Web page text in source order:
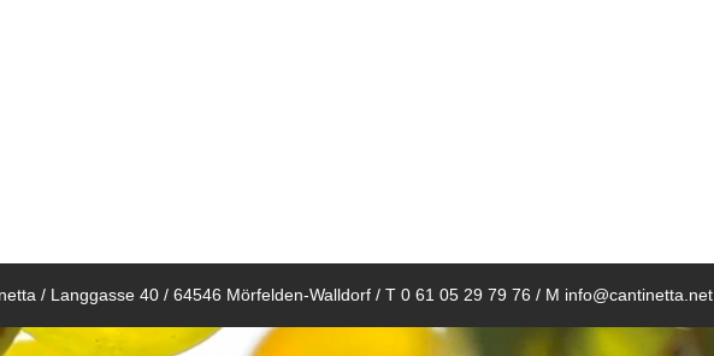
/ Langgasse 40 / 64546 Mörfelden-Walldorf / T 0 61 05 29 79 76 / M info@cantinetta.net